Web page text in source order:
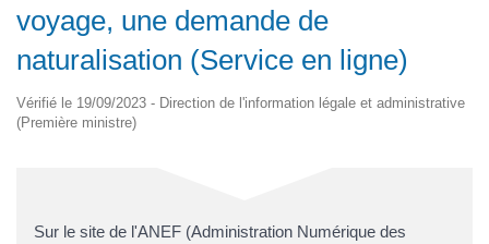
voyage, une demande de
naturalisation (Service en ligne)
Vérifié le 19/09/2023 - Direction de l'information légale et administrative
(Première ministre)
Sur le site de l'ANEF (Administration Numérique des